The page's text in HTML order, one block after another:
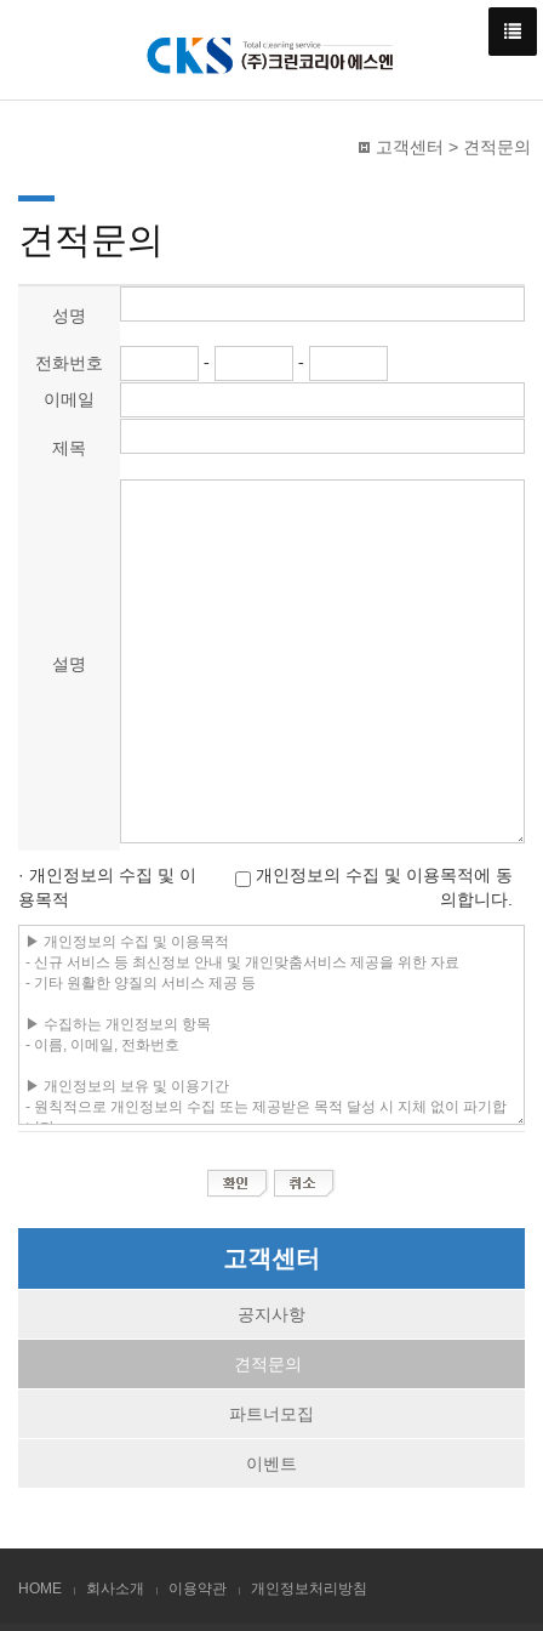
고객센터 > 견적문의
견적문의
성명
전화번호 - -
이메일
제목
설명
· 개인정보의 수집 및 이
용목적
개인정보의 수집 및 이용목적에 동
의합니다.
고객센터
공지사항
견적문의
파트너모집
이벤트
HOME 회사소개 이용약관 개인정보처리방침